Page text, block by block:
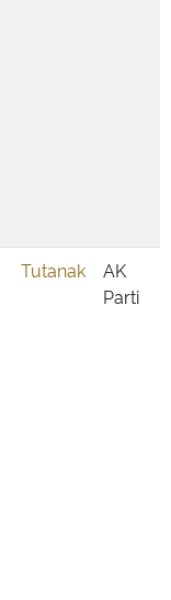
Tutanak
AK
Parti